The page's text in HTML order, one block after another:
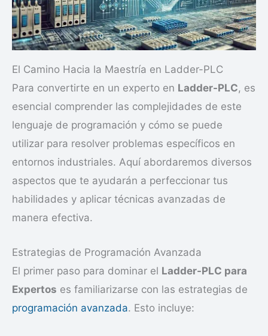
El Camino Hacia la Maestría en Ladder-PLC
Para convertirte en un experto en Ladder-PLC, es
esencial comprender las complejidades de este
lenguaje de programación y cómo se puede
utilizar para resolver problemas específicos en
entornos industriales. Aquí abordaremos diversos
aspectos que te ayudarán a perfeccionar tus
habilidades y aplicar técnicas avanzadas de
manera efectiva.
Estrategias de Programación Avanzada
El primer paso para dominar el Ladder-PLC para
Expertos es familiarizarse con las estrategias de
programación avanzada. Esto incluye: